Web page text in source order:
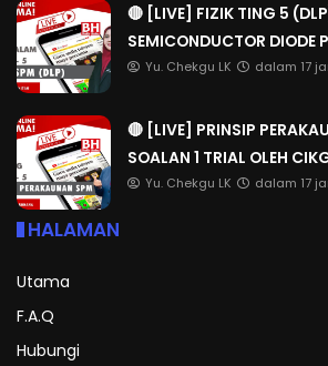
🔴 [LIVE] FIZIK TING 5
SEMICONDUCTOR DIODE
Yu. Chekgu LK dalam 17
🔴 [LIVE] PRINSIP
SOALAN 1 TRIAL OLEH
Yu. Chekgu LK dalam 17
HALAMAN
Utama
F.A.Q
Hubungi